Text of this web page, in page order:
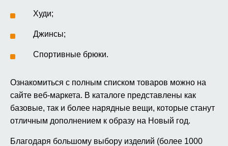
Худи;
Джинсы;
Спортивные брюки.
Ознакомиться с полным списком товаров можно на
сайте веб-маркета. В каталоге представлены как
базовые, так и более нарядные вещи, которые станут
отличным дополнением к образу на Новый год.
Благодаря большому выбору изделий (более 1000